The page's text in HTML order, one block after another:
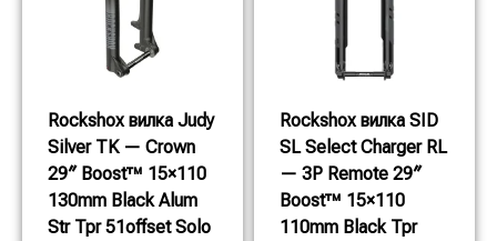
Rockshox вилка Judy
Silver TK — Crown
29″ Boost™ 15×110
130mm Black Alum
Str Tpr 51offset Solo
Rockshox вилка SID
SL Select Charger RL
— 3P Remote 29″
Boost™ 15×110
110mm Black Tpr